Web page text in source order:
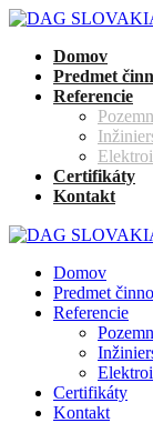
Domov
Predmet
Referencie
Certifikáty
Kontakt
Domov
Predmet
Referencie
Certifikáty
Kontakt